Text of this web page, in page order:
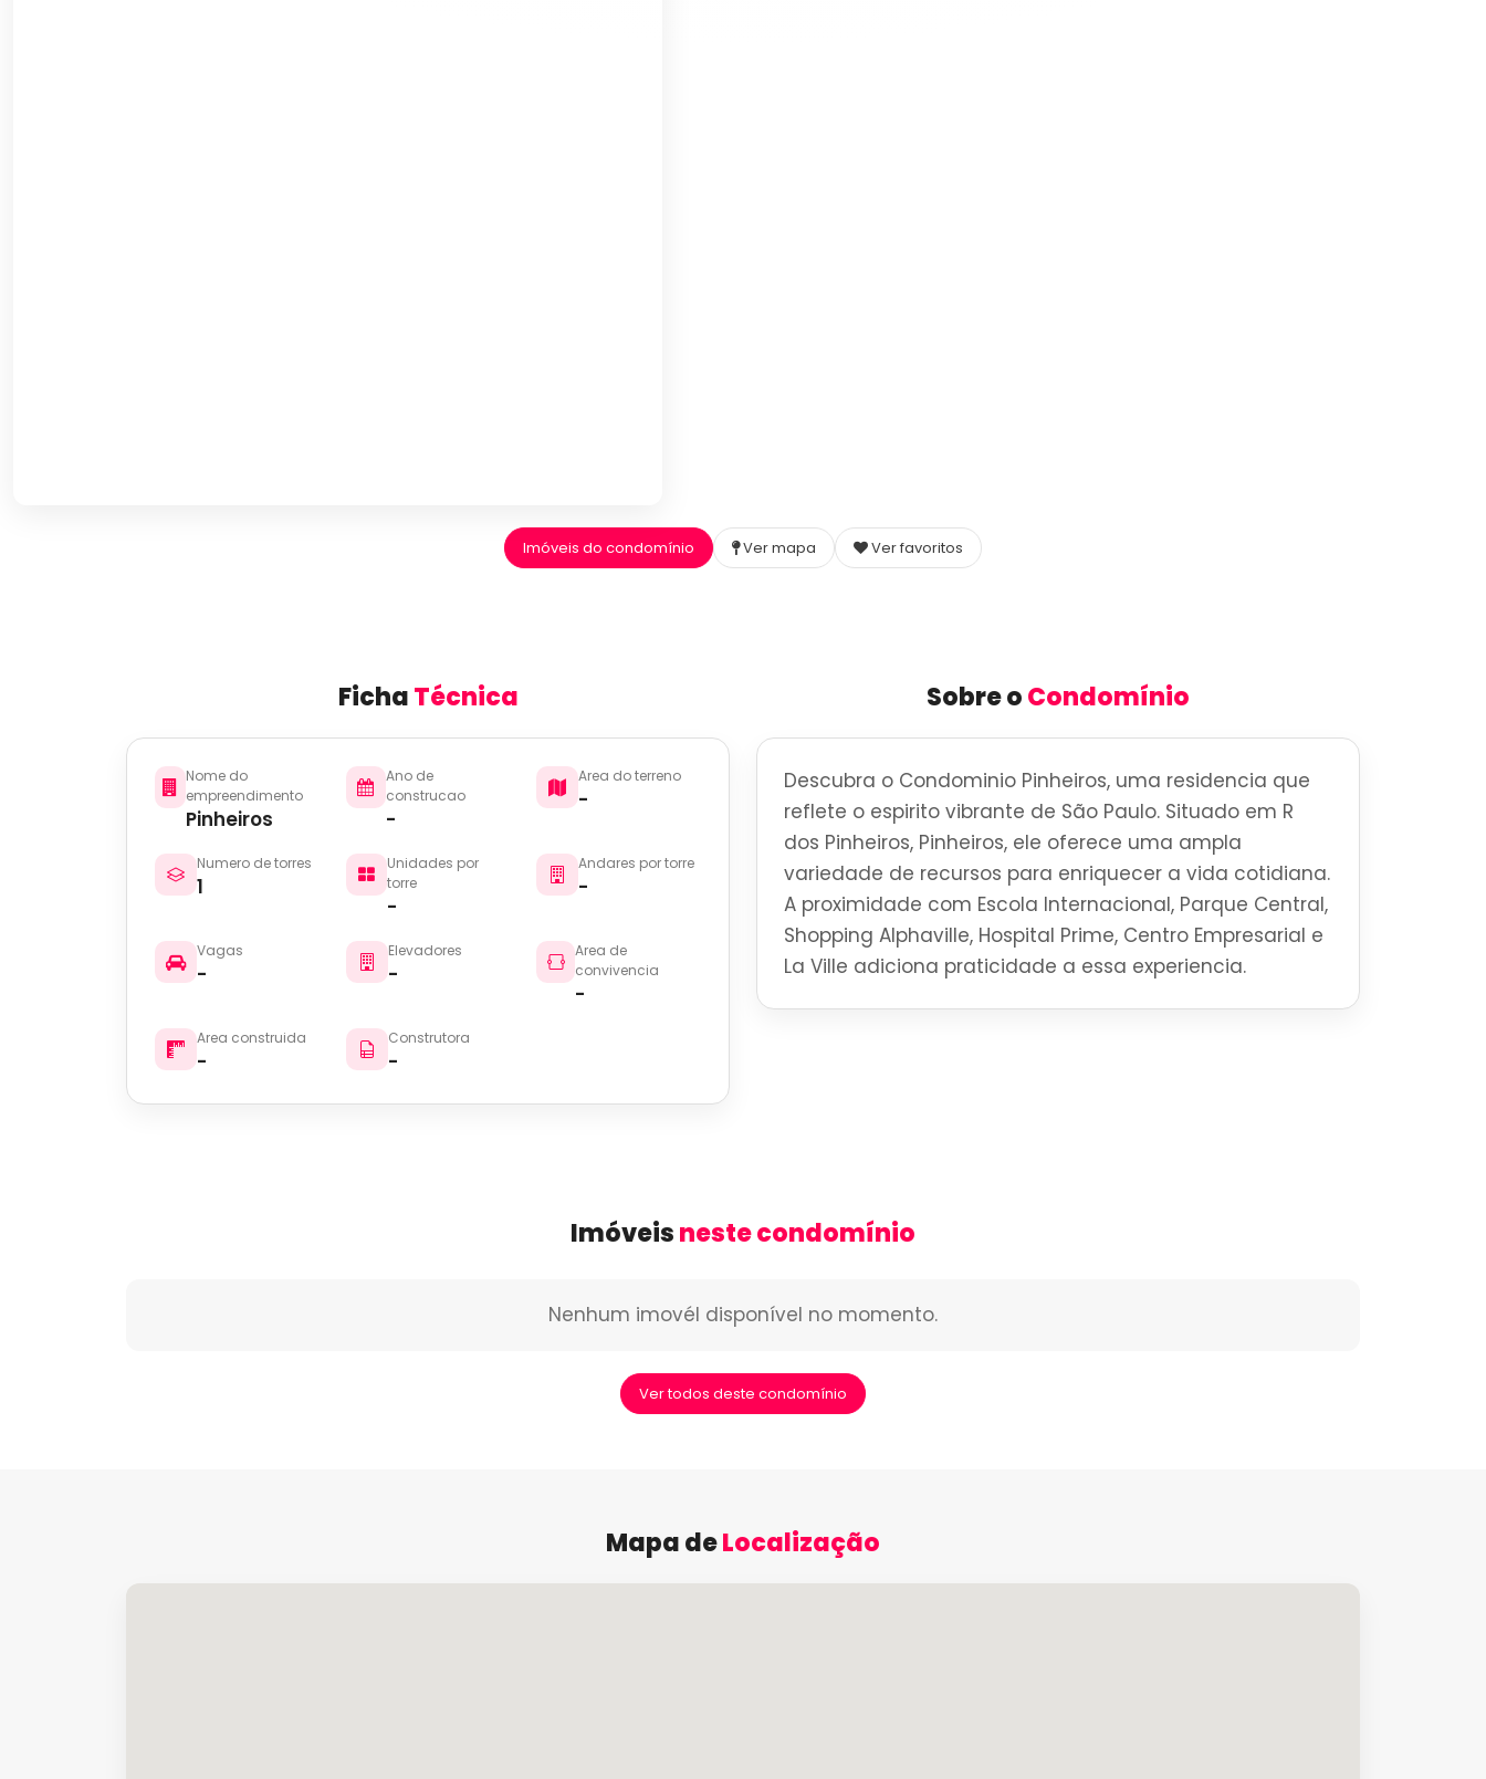
Imóveis do condomínio Ver mapa Ver favoritos
FichaTécnica
Nome do
empreendimento
Pinheiros
Ano de
construcao
-
Area do terreno
-
Numero de torres
1
Unidades por
torre
-
Andares por torre
-
Vagas
-
Elevadores
-
Area de
convivencia
-
Area construida
-
Construtora
-
Sobre oCondomínio
Descubra o Condominio Pinheiros, uma residencia que
reflete o espirito vibrante de São Paulo. Situado em R
dos Pinheiros, Pinheiros, ele oferece uma ampla
variedade de recursos para enriquecer a vida cotidiana.
A proximidade com Escola Internacional, Parque Central,
Shopping Alphaville, Hospital Prime, Centro Empresarial e
La Ville adiciona praticidade a essa experiencia.
Imóveisneste condomínio
Nenhum imovél disponível no momento.
Ver todos deste condomínio
Mapa deLocalização